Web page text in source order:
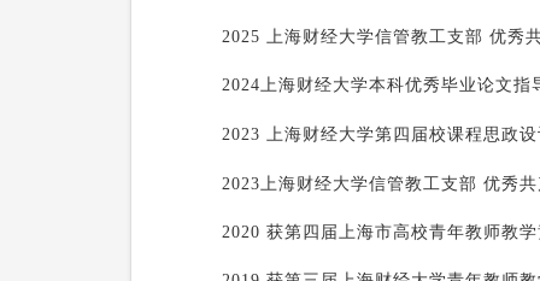
2025 上海财经大学信管教工支部 优秀
2024 上海财经大学本科优秀毕业论文指
2023 上海财经大学第四届校课程思政
2023 上海财经大学信管教工支部 优秀
2020 获第四届上海市高校青年教师教